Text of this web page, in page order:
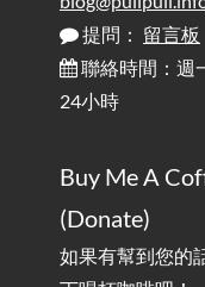
Ergonomics: Why Does
行動網路無法連線？三
/ Mobile Network Not
實作相容OpenAI API，
務 / Implementing
Powered by OpenAI
提問： 留言板
聯絡時間：週
24小時
Buy Me A
(Donate)
如果有幫到您的